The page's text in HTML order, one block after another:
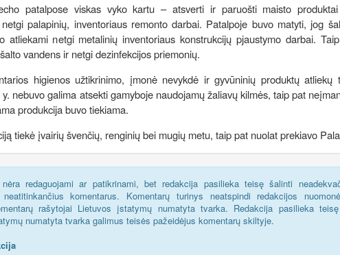
patalpose viskas vyko kartu – atsverti ir paruošti maisto
palapinių, inventoriaus remonto darbai. Patalpoje buvo matyti, jog
atliekami netgi metalinių inventoriaus konstrukcijų pjaustymo darbai.
vandens ir netgi dezinfekcijos priemonių.
higienos užtikrinimo, įmonė nevykdė ir gyvūninių produktų atliekų
nebuvo galima atsekti gamyboje naudojamų žaliavų kilmės, taip pat
produkcija buvo tiekiama.
tiekė įvairių švenčių, renginių bei mugių metu, taip pat nuolat prekiavo
nėra redaguojami ar patikrinami, bet redakcija pasilieka teisę šalinti
komentarus. Komentarų turinys neatspindi redakcijos
rašytojai Lietuvos įstatymų numatyta tvarka. Redakcija pasilieka
numatyta tvarka galimus teisės pažeidėjus komentarų skiltyje.